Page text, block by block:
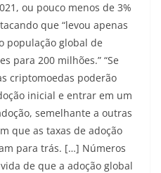
ou pouco menos de 3%
que “levou apenas
população global de
para 200 milhões.” “Se
criptomoedas poderão
inicial e entrar em um
semelhante a outras
que as taxas de adoção
para trás. […] Números
de que a adoção global